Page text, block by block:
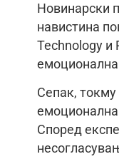
Новинарски
навистина
Technology и
емоционална
Сепак, токму
емоционална
Според